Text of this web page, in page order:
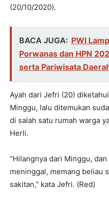
(20/10/2020).
BACA JUGA: PWI
Porwanas dan HPN
serta Pariwisata
Ayah dari Jefri (20)
Minggu, lalu ditemukan
di salah satu rumah warga
Herli.
“Hilangnya dari Minggu,
meninggal, memang beliau
sakitan,” kata Jefri. (Red)